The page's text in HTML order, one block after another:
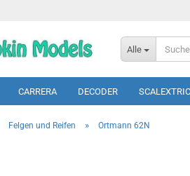
Alle
CARRERA DECODER SCALEXTRIC
Felgen und Reifen » Ortmann 62N